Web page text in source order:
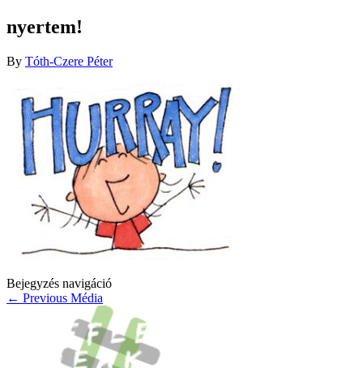
nyertem!
By Tóth-Czere Péter
Bejegyzés navigáció
← Previous Média